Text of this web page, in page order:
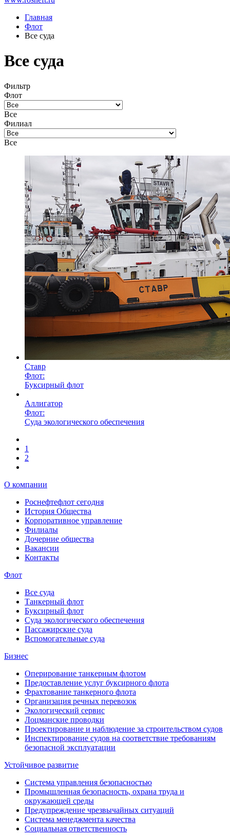
Главная
Флот
Все суда
Все суда
Фильтр
Флот
Все
Филиал
Все
Ставр
Флот:
Буксирный флот
Аллигатор
Флот:
Суда экологического обеспечения
1
2
О компании
Роснефтефлот сегодня
История Общества
Корпоративное управление
Филиалы
Дочерние общества
Вакансии
Контакты
Флот
Все суда
Танкерный флот
Буксирный флот
Суда экологического обеспечения
Пассажирские суда
Вспомогательные суда
Бизнес
Оперирование танкерным флотом
Предоставление услуг буксирного флота
Фрахтование танкерного флота
Организация речных перевозок
Экологический сервис
Лоцманские проводки
Проектирование и наблюдение за строительством судов
Инспектирование судов на соответствие требованиям
безопасной эксплуатации
Устойчивое развитие
Система управления безопасностью
Промышленная безопасность, охрана труда и
окружающей среды
Предупреждение чрезвычайных ситуаций
Система менеджмента качества
Социальная ответственность